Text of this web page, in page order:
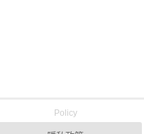
Policy